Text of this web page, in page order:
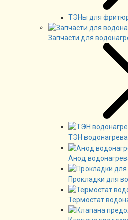
ТЭНы для
Запчасти для
ТЭН
Анод
Прокладки для
Термостат